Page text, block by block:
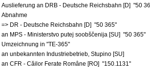
Auslieferung an DRB - Deutsche Reichsbahn [D] "50
Abnahme
=> DR - Deutsche Reichsbahn [D] "50 365"
an MPS - Ministerstvo putej soobščenija [SU] "50 365"
Umzeichnung in "TE-365"
an unbekannten Industriebetrieb, Stupino [SU]
an CFR - Căilor Ferate Române [RO] "150.1131"